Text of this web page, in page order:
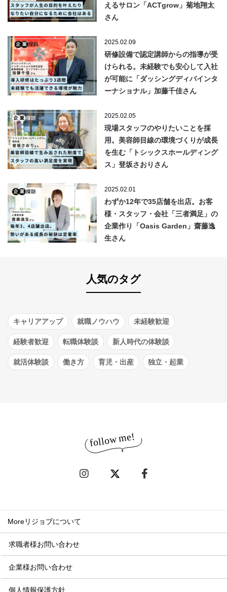
えるサロン「ACTgrow」菊地翔太
さん
2025.02.09
研修設備で認定講師からの指導が受
けられる。未経験でも安心して入社
が可能に「ダッシングディバインタ
ーナショナル」加藤千佳さん
2025.02.05
現場スタッフのやりたいことを採
用。美容師目線の環境づくりが成長
を生む「トシックスホールディング
ス」登坂さおりさん
2025.02.01
わずか12年で35店舗を出店。お客
様・スタッフ・会社「三者満足」の
企業作り「Oasis Garden」齋藤逸
生さん
人気のタグ
キャリアアップ 就職ノウハウ 未経験歓迎
経験者歓迎 転職体験談 新人時代の体験談
就活体験談 働き方 育児・出産 独立・起業
Moreリジョブについて
求職者様お問い合わせ
企業様お問い合わせ
個人情報保護方針